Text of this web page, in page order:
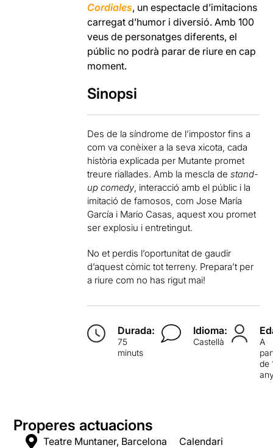
Cordiales, un espectacle d’imitacions
carregat d’humor i diversió. Amb 100
veus de personatges diferents, el
públic no podrà parar de riure en cap
moment.
Sinopsi
Des de la síndrome de l’impostor fins a
com va conèixer a la seva xicota, cada
història explicada per Mutante promet
treure riallades. Amb la mescla destand-
up comedy, interacció amb el públic i la
imitació de famosos, com Jose María
García i Mario Casas, aquest xou promet
ser explosiu i entretingut.
No et perdis l’oportunitat de gaudir
d’aquest còmic tot terreny. Prepara’t per
a riure com no has rigut mai!
Durada:
75
minuts
Idioma:
Castellà
A
de
Properes actuacions
Teatre Muntaner, Barcelona Calendari